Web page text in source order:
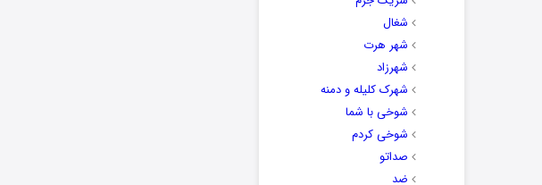
شغال
شهر هرت
شهرزاد
شهرک کلیله و دمنه
شوخی با شما
شوخی کردم
صداتو
ضد